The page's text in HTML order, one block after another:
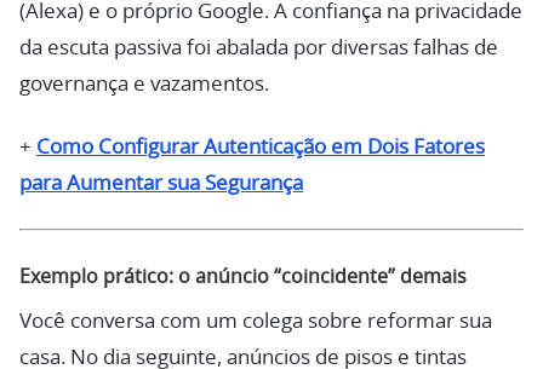
(Alexa) e o próprio Google. A confiança na privacidade
da escuta passiva foi abalada por diversas falhas de
governança e vazamentos.
+ Como Configurar Autenticação em Dois Fatores
para Aumentar sua Segurança
Exemplo prático: o anúncio “coincidente” demais
Você conversa com um colega sobre reformar sua
casa. No dia seguinte, anúncios de pisos e tintas